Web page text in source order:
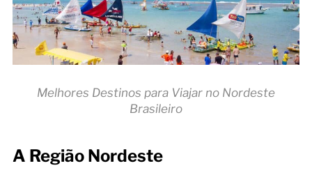
Melhores Destinos para Viajar no Nordeste
Brasileiro
A Região Nordeste